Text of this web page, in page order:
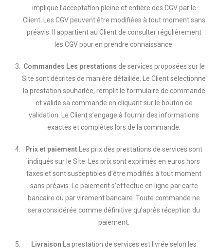
implique l’acceptation pleine et entière des CGV par le
Client. Les CGV peuvent être modifiées à tout moment sans
préavis. Il appartient au Client de consulter régulièrement
les CGV pour en prendre connaissance.
Commandes Les prestations de services proposées sur le
Site sont décrites de manière détaillée. Le Client sélectionne
la prestation souhaitée, remplit le formulaire de commande
et valide sa commande en cliquant sur le bouton de
validation. Le Client s’engage à fournir des informations
exactes et complètes lors de la commande.
Prix et paiement Les prix des prestations de services sont
indiqués sur le Site. Les prix sont exprimés en euros hors
taxes et sont susceptibles d’être modifiés à tout moment
sans préavis. Le paiement s’effectue en ligne par carte
bancaire ou par virement bancaire. Toute commande ne
sera considérée comme définitive qu’après réception du
paiement.
Livraison La prestation de services est livrée selon les